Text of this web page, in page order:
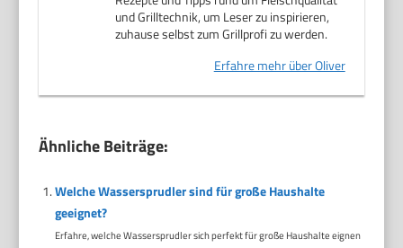
und Grilltechnik, um Leser zu inspirieren,
zuhause selbst zum Grillprofi zu werden.
Erfahre mehr über Oliver
Ähnliche Beiträge:
Welche Wassersprudler sind für große Haushalte
geeignet?
Erfahre, welche Wassersprudler sich perfekt für große Haushalte eignen